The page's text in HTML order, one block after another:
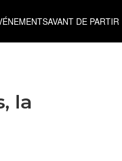
AVANT DE PARTIR
la